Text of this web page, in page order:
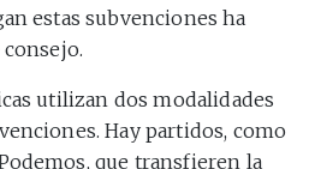
estas subvenciones ha
utilizan dos modalidades
Hay partidos, como
que transfieren la